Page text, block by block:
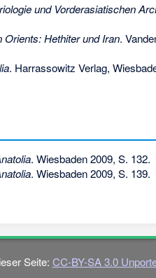
und Vorderasiatischen
Orients: Hethiter und Iran.
. Harrassowitz Verlag,
. Wiesbaden 2009, S. 132.
. Wiesbaden 2009, S. 139.
Seite: CC-BY-SA 3.0